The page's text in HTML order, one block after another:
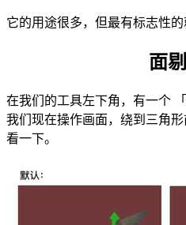
它的用途很多，但最有标志性的
面
在我们的工具左下角，有一个
我们现在操作画面，绕到三角
看一下。